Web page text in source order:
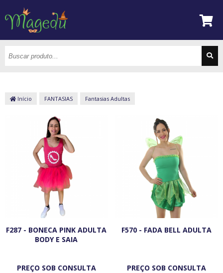
Início FANTASIAS Fantasias Adultas
F287 - BONECA PINK ADULTA
BODY E SAIA
PREÇO SOB CONSULTA
F570 - FADA BELL ADULTA
PREÇO SOB CONSULTA